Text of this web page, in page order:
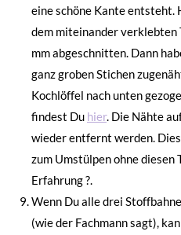
eine schöne Kante entsteht.
dem miteinander verklebten
mm abgeschnitten. Dann
ganz groben Stichen
Kochlöffel nach unten
findest Du hier. Die Nähte
wieder entfernt werden.
zum Umstülpen ohne diesen
Erfahrung ?.
Wenn Du alle drei
(wie der Fachmann sagt),